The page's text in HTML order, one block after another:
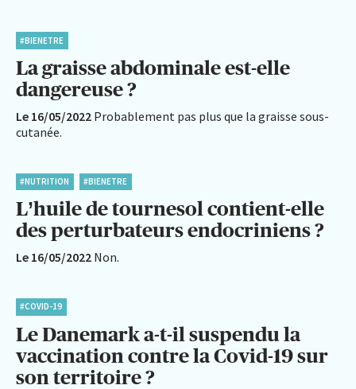
#BIENETRE
La graisse abdominale est-elle
dangereuse ?
Le 16/05/2022 Probablement pas plus que la graisse sous-
cutanée.
#NUTRITION #BIENETRE
L’huile de tournesol contient-elle
des perturbateurs endocriniens ?
Le 16/05/2022 Non.
#COVID-19
Le Danemark a-t-il suspendu la
vaccination contre la Covid-19 sur
son territoire ?